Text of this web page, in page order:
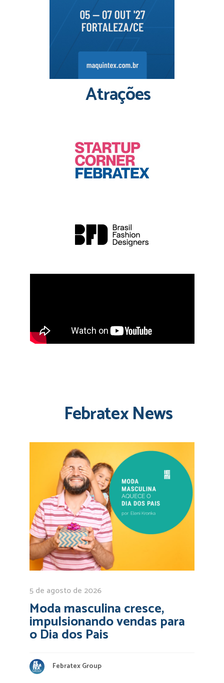
Atrações
Febratex News
5 de agosto de 2026
Moda masculina cresce,
impulsionando vendas para
o Dia dos Pais
Febratex Group